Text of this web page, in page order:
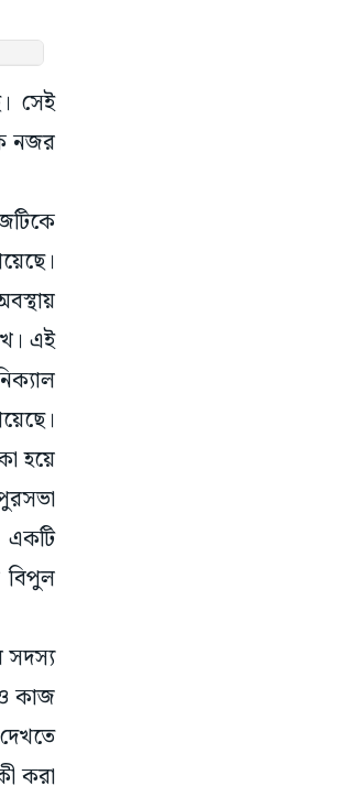
সেই
নজর
এই
হয়ে
একটি
বিপুল
সদস্য
কাজ
করা